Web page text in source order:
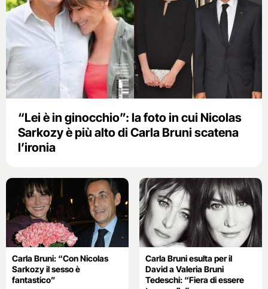
“Lei è in ginocchio”: la foto in cui Nicolas
Sarkozy è più alto di Carla Bruni scatena
l’ironia
Carla Bruni: “Con Nicolas
Sarkozy il sesso è
fantastico”
Carla Bruni esulta per il
David a Valeria Bruni
Tedeschi: “Fiera di essere